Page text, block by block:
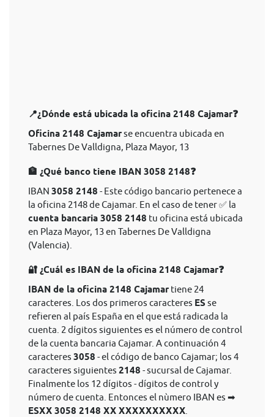
📍¿Dónde está ubicada la oficina 2148 Cajamar❓
Oficina 2148 Cajamarse encuentra ubicada en
Tabernes De Valldigna, Plaza Mayor, 13
🏦 ¿Qué banco tiene IBAN 3058 2148❓
IBAN 3058 2148 - Este código bancario pertenece a
la oficina 2148 de Cajamar. En el caso de tener ✅ la
cuenta bancaria 3058 2148 tu oficina está ubicada
en Plaza Mayor, 13 en Tabernes De Valldigna
(Valencia).
🔐 ¿Cuál es IBAN de la oficina 2148 Cajamar❓
IBAN de la oficina 2148 Cajamar tiene 24
caracteres. Los dos primeros caracteres ES se
refieren al país España en el que está radicada la
cuenta. 2 dígitos siguientes es el número de control
de la cuenta bancaria Cajamar. A continuación 4
caracteres 3058 - el código de banco Cajamar; los 4
caracteres siguientes 2148 - sucursal de Cajamar.
Finalmente los 12 dígitos - dígitos de control y
número de cuenta. Entonces el nùmero IBAN es ➡
ESXX 3058 2148 XX XXXXXXXXXX